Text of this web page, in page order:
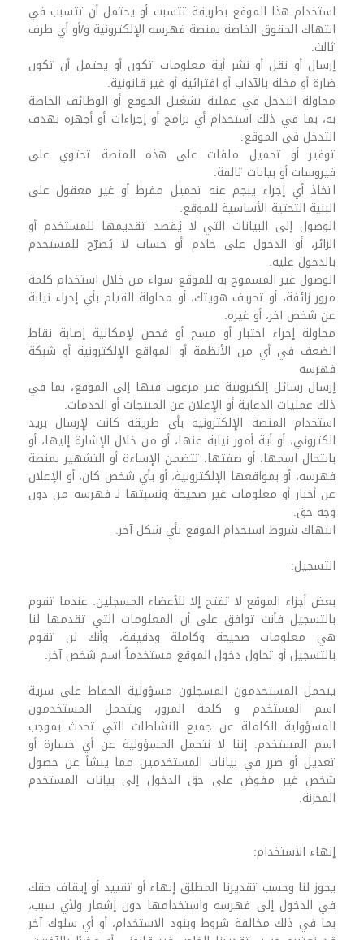
استخدام هذا الموقع بطريقة تتسبب أو يحتمل أن تتسبب في
انتهاك الحقوق الخاصة بمنصة فهرسه الإلكترونية و/أو أي طرف
ثالث.
إرسال أو نقل أو نشر أية معلومات تكون أو يحتمل أن تكون
ضارة أو مخلة بالآداب أو افترائية أو غير قانونية.
محاولة التدخل في عملية تشغيل الموقع أو الوظائف الخاصة
به، بما في ذلك استخدام أي برامج أو إجراءات أو أجهزة بهدف
التدخل في الموقع.
توفير أو تحميل ملفات على هذه المنصة تحتوي على
فيروسات أو بيانات تالفة.
اتخاذ أي إجراء ينجم عنه تحميل مفرط أو غير معقول على
البنية التحتية الأساسية للموقع.
الوصول إلى البيانات التي لا يُقصد تقديمها للمستخدم أو
الزائر، أو الدخول على خادم أو حساب لا يُصرّح للمستخدم
بالدخول عليه.
الوصول غير المسموح به للموقع سواء من خلال استخدام كلمة
مرور زائفة، أو تحريف هويتك، أو محاولة القيام بأي إجراء نيابة
عن شخص آخر، أو غيره.
محاولة إجراء اختبار أو مسح أو فحص لإمكانية إصابة نقاط
الضعف في أي من الأنظمة أو المواقع الإلكترونية أو شبكة
فهرسه
إرسال رسائل إلكترونية غير مرغوب فيها إلى الموقع، بما في
ذلك عمليات الدعاية أو الإعلان عن المنتجات أو الخدمات.
استخدام المنصة الإلكترونية بأي طريقة كانت لإرسال بريد
الكتروني، أو أية أمور نيابة عنها، أو من خلال الإشارة إليها، أو
بانتحال اسمها، أو صفتها، تتضمن الإساءة أو التشهير بمنصة
فهرسه، أو بمواقعها الإلكترونية، أو بأي شخص كان، أو الإعلان
عن أخبار أو معلومات غير صحيحة ونسبتها لـ فهرسه من دون
وجه حق.
انتهاك شروط استخدام الموقع بأي شكل آخر.
التسجيل:
بعض أجزاء الموقع لا تفتح إلا للأعضاء المسجلين. عندما تقوم
بالتسجيل فأنت توافق على أن المعلومات التي تقدمها لنا
هي معلومات صحيحة وكاملة ودقيقة، وأنك لن تقوم
بالتسجيل أو تحاول دخول الموقع مستخدماً اسم شخص آخر.
يتحمل المستخدمون المسجلون مسؤولية الحفاظ على سرية
اسم المستخدم و كلمة المرور، ويتحمل المستخدمون
المسؤولية الكاملة عن جميع النشاطات التي تحدث بموجب
اسم المستخدم. إننا لا نتحمل المسؤولية عن أي خسارة أو
تعديل أو ضرر في بيانات المستخدمين مما ينشأ عن حصول
شخص غير مفوض على حق الدخول إلى بيانات المستخدم
المخزنة.
إنهاء الاستخدام:
يجوز لنا وحسب تقديرنا المطلق إنهاء أو تقييد أو إيقاف حقك
في الدخول إلى فهرسه واستخدامها دون إشعار ولأي سبب،
بما في ذلك مخالفة شروط وبنود الاستخدام، أو أي سلوك آخر